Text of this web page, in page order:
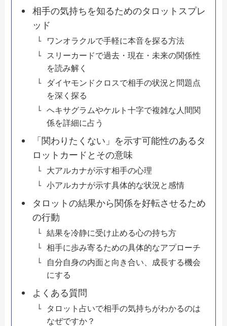
相手の気持ちを知るためのタロットスプレ
ッド
ワンオラクルで手軽に本音を探る方法
スリーカードで過去・現在・未来の関係性
を読み解く
ダイヤモンドクロスで相手の状況と問題点
を深く探る
ヘキサグラムやケルト十字で複雑な人間関
係を詳細に占う
「関わりたくない」を示す可能性のあるタ
ロットカードとその意味
大アルカナが示す相手の心理
小アルカナが示す具体的な状況と感情
タロットの結果から関係を好転させるため
の行動
結果を冷静に受け止める心の持ち方
相手に歩み寄るための具体的なアプローチ
自分自身の内面と向き合い、成長する機会
にする
よくある質問
タロット占いで相手の気持ちがわかるのは
なぜですか？